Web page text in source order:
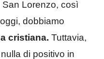
San Lorenzo, così
dobbiamo
cristiana. Tuttavia,
di positivo in